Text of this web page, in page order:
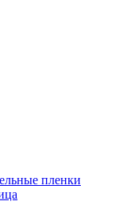
пленки